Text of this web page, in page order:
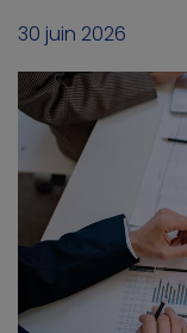
30 juin 2026